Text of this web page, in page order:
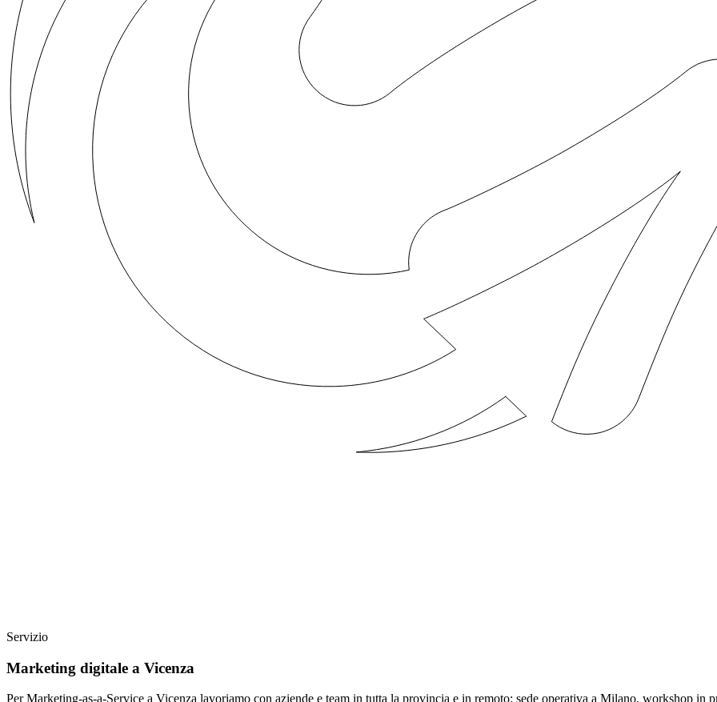
Servizio
Marketing digitale a Vicenza
Per Marketing-as-a-Service a Vicenza lavoriamo con aziende e team in tutta la provincia e in remoto: sede operativa a Milano, workshop in